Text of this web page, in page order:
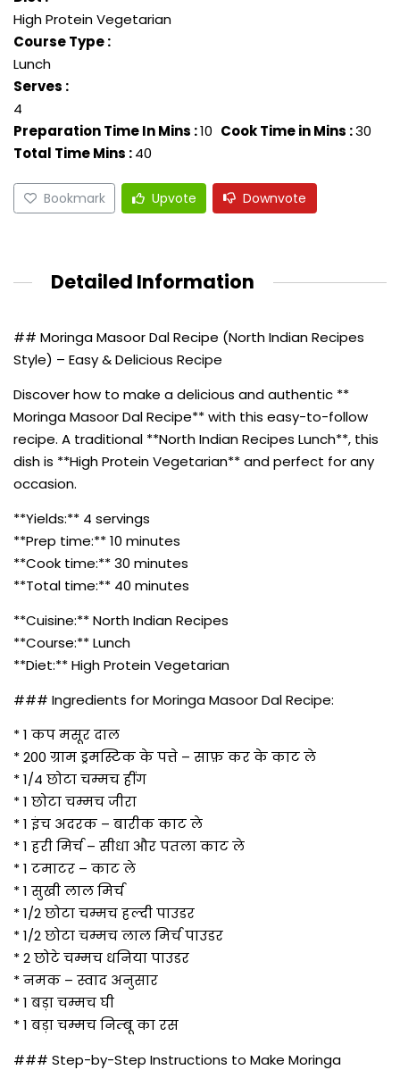
High Protein Vegetarian
Course Type :
Lunch
Serves :
4
Preparation Time In Mins :10 Cook Time in Mins :30
Total Time Mins :40
Bookmark Upvote Downvote
Detailed Information
## Moringa Masoor Dal Recipe (North Indian Recipes
Style) – Easy & Delicious Recipe
Discover how to make a delicious and authentic **
Moringa Masoor Dal Recipe** with this easy-to-follow
recipe. A traditional **North Indian Recipes Lunch**, this
dish is **High Protein Vegetarian** and perfect for any
occasion.
**Yields:** 4 servings
**Prep time:** 10 minutes
**Cook time:** 30 minutes
**Total time:** 40 minutes
**Cuisine:** North Indian Recipes
**Course:** Lunch
**Diet:** High Protein Vegetarian
### Ingredients for Moringa Masoor Dal Recipe:
* 1 कप मसूर दाल
* 200 ग्राम ड्रमस्टिक के पत्ते – साफ़ कर के काट ले
* 1/4 छोटा चम्मच हींग
* 1 छोटा चम्मच जीरा
* 1 इंच अदरक – बारीक काट ले
* 1 हरी मिर्च – सीधा और पतला काट ले
* 1 टमाटर – काट ले
* 1 सुखी लाल मिर्च
* 1/2 छोटा चम्मच हल्दी पाउडर
* 1/2 छोटा चम्मच लाल मिर्च पाउडर
* 2 छोटे चम्मच धनिया पाउडर
* नमक – स्वाद अनुसार
* 1 बड़ा चम्मच घी
* 1 बड़ा चम्मच निम्बू का रस
### Step-by-Step Instructions to Make Moringa